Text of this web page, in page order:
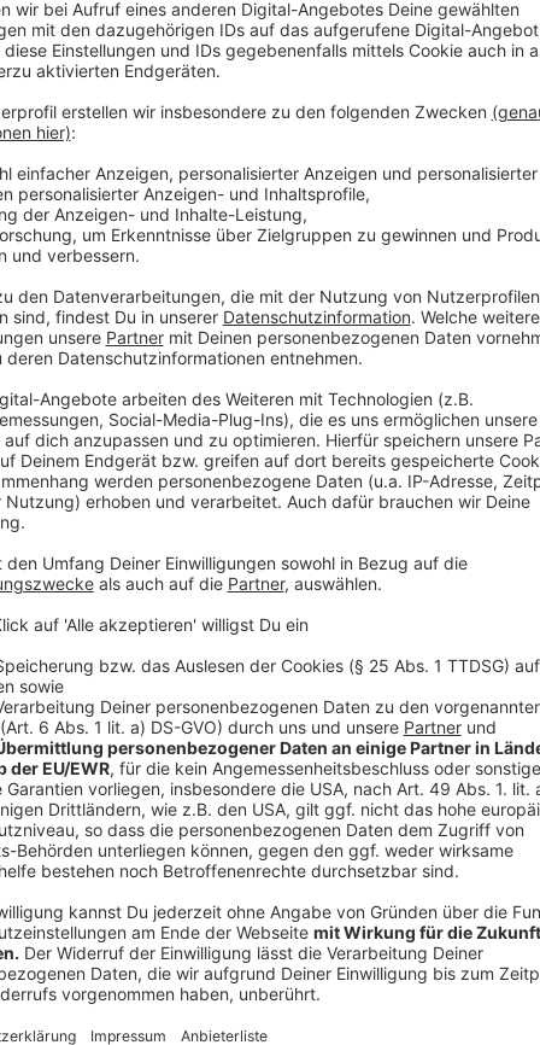
der Schulsozialarbeit werden in der Waldschule,
separaten Trakt untergebracht. Hier handelt es sich
vorgesehen auf dem Schulgrundstück des
vor allem zur Waldschule – ein
Evangl. Grundschule Stadtmitte (EGS), rund 180
das Sekretariat werden in einem Schulgebäude der
Röthgen, Karlstr. 40, unterbracht. Die 4 Klassen der
Schulsozialarbeit werden in der Bischöfli-chen
untergebracht. Beide neuen Standorte sind fußläufig
GGS Weisweiler, rund 200 Schüler, 2-zügig
Die Unterbringung der Schule befindet sich noch in
Die Unterbringung der Schule befindet sich noch in
Anzeige
Ausweichmöglichkeiten Kitas
Anzeige
Auf dem Driesch, Auf dem Driesch 32
2 Gruppen ev. Kirchengemeinde Weisweiler- Dürwiß,
FZ Jahnstraße, Jahnstraße 25
2 Gruppen Kita Purzelbaum, BKJ, Alte Rodung 100,